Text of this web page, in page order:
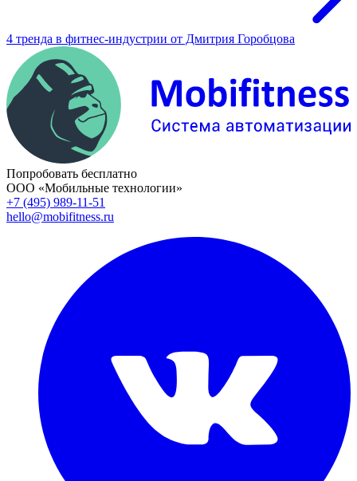
4 тренда в фитнес-индустрии от Дмитрия Горобцова
Попробовать бесплатно
ООО «Мобильные технологии»
+7 (495) 989-11-51
hello@mobifitness.ru